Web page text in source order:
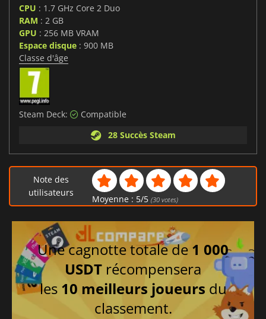
CPU : 1.7 GHz Core 2 Duo
RAM : 2 GB
GPU : 256 MB VRAM
Espace disque : 900 MB
Classe d'âge
Steam Deck:
Compatible
28 Succès Steam
Note des
utilisateurs
Moyenne : 5/5 (30votes)
Une cagnotte totale de 1 000
USDT récompensera
les 10 meilleurs joueurs du
classement.